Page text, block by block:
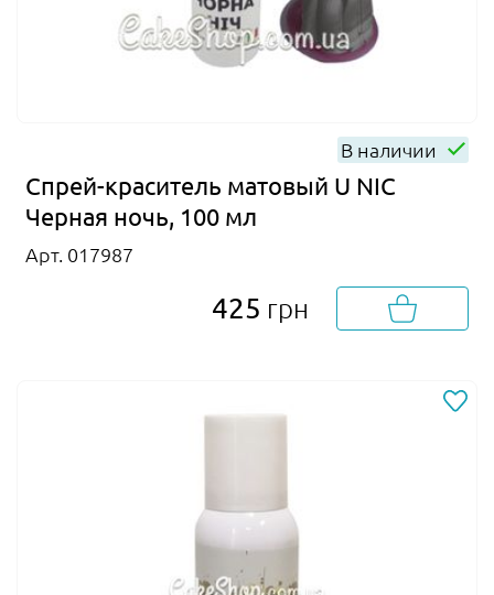
В наличии
Спрей-краситель матовый U NIC
Черная ночь, 100 мл
Арт. 017987
425 грн